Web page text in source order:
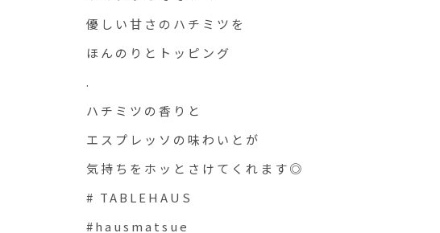
優しい甘さのハチミツを
ほんのりとトッピング
.
ハチミツの香りと
エスプレッソの味わいとが
気持ちをホッとさけてくれます◎
# TABLEHAUS
#hausmatsue